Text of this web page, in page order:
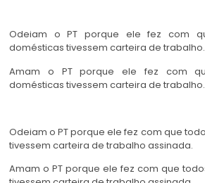
Odeiam o PT porque ele fez com
domésticas tivessem carteira de trabalho.
Amam o PT porque ele fez com
domésticas tivessem carteira de trabalho.
Odeiam o PT porque ele fez com que
tivessem carteira de trabalho assinada.
Amam o PT porque ele fez com que